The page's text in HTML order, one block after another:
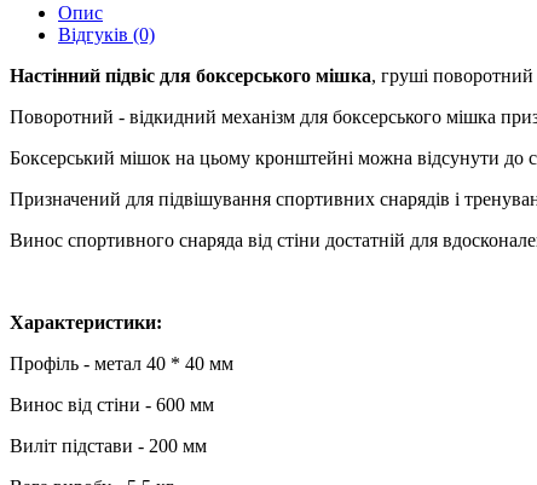
Опис
Відгуків (0)
Настінний підвіс для боксерського мішка, груші
Поворотний - відкидний механізм для боксерського мішка
Боксерський мішок на цьому кронштейні можна відсунути до
Призначений для підвішування спортивних снарядів і
Винос спортивного снаряда від стіни достатній для
Характеристики:
Профіль - метал 40 * 40 мм
Винос від стіни - 600 мм
Виліт підстави - 200 мм